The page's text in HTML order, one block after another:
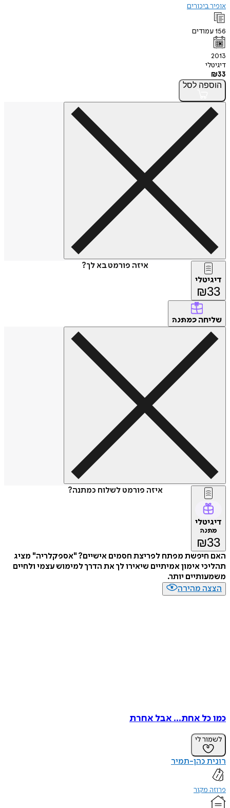
אופיר ביכורים
156עמודים
2013
דיגיטלי
₪33
הוספה לסל
איזה פורמט בא לך?
דיגיטלי
₪33
שליחה כמתנה
איזה פורמט לשלוח כמתנה?
דיגיטלי
מתנה
₪33
האם חיפשת מפתח לפריצת חסמים אישיים? "אספקלריה" מציג
תהליכי אימון אמיתיים שיאירו לך את הדרך למימוש עצמי ולחיים
משמעותיים יותר.
הצצה מהירה
כמו כל אחת... אבל אחרת
לשמור לי
רונית כהן-תמיר
פרוזה מקור